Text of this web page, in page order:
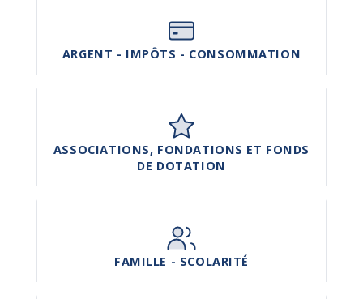
ARGENT - IMPÔTS - CONSOMMATION
ASSOCIATIONS, FONDATIONS ET FONDS
DE DOTATION
FAMILLE - SCOLARITÉ